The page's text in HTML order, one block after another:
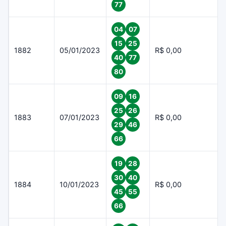
77
1882 05/01/2023
04
07
15
25
40
77
80
R$ 0,00
1883 07/01/2023
09
16
25
26
29
46
66
R$ 0,00
1884 10/01/2023
19
28
30
40
45
55
66
R$ 0,00